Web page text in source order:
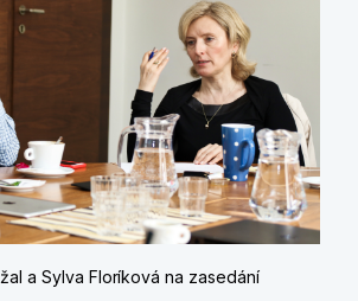
a Sylva Floríková na zasedání